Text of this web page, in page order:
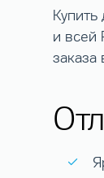
Купить
и всей